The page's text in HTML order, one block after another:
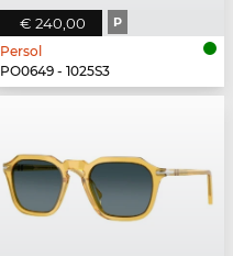
€ 240,00 P
Persol
PO0649 - 1025S3